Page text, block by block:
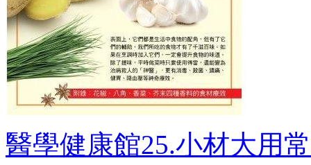
醫學健康館25.小材大用